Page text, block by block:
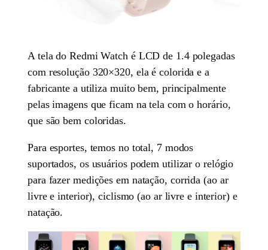
A tela do Redmi Watch é LCD de 1.4 polegadas
com resolução 320×320, ela é colorida e a
fabricante a utiliza muito bem, principalmente
pelas imagens que ficam na tela com o horário,
que são bem coloridas.
Para esportes, temos no total, 7 modos
suportados, os usuários podem utilizar o relógio
para fazer medições em natação, corrida (ao ar
livre e interior), ciclismo (ao ar livre e interior) e
natação.